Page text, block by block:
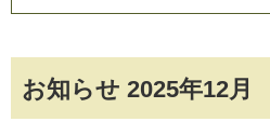
お知らせ 2025年12月